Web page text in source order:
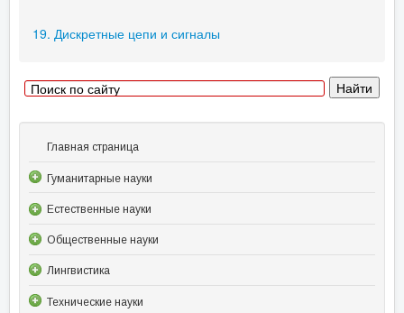
19. Дискретные цепи и сигналы
Главная страница
Гуманитарные науки
Естественные науки
Общественные науки
Лингвистика
Технические науки